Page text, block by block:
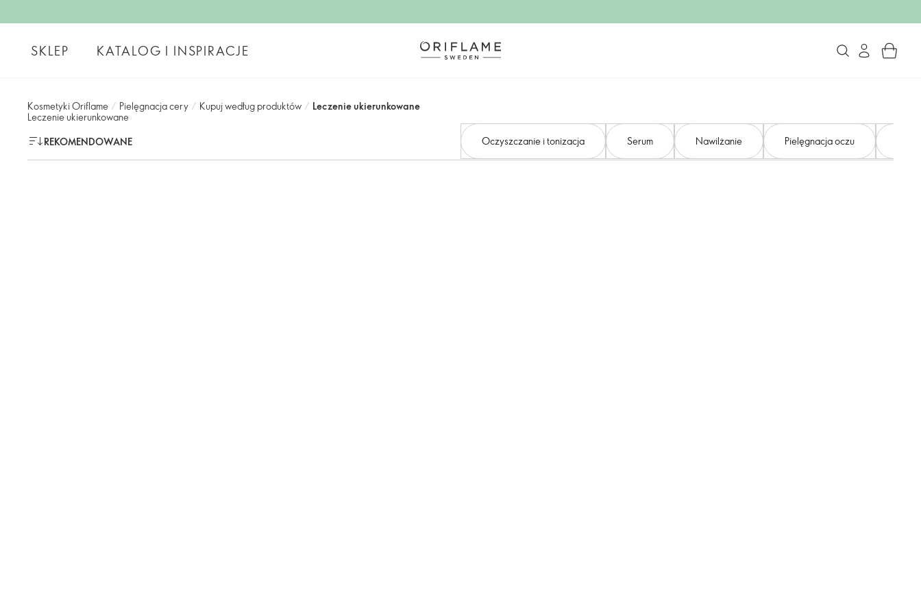
SKLEP KATALOG I INSPIRACJE
Kosmetyki Oriflame / Pielęgnacja cery / Kupuj według produktów / Leczenie ukierunkowane
Leczenie ukierunkowane
REKOMENDOWANE
Oczyszczanie i tonizacja Serum Nawilżanie Pielęgnacja oczu